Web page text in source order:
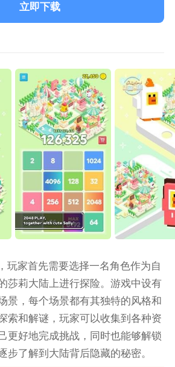
立即下载
玩家首先需要选择一名角色作为自
莎莉大陆上进行探险。游戏中设有
景，每个场景都有其独特的风格和
索和解谜，玩家可以收集到各种资
更好地完成挑战，同时也能够解锁
步了解到大陆背后隐藏的秘密。